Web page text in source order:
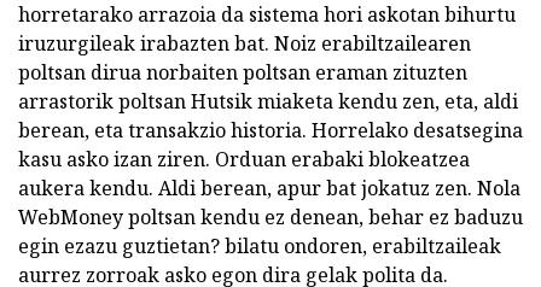
horretarako arrazoia da sistema hori askotan bihurtu
iruzurgileak irabazten bat. Noiz erabiltzailearen
poltsan dirua norbaiten poltsan eraman zituzten
arrastorik poltsan Hutsik miaketa kendu zen, eta, aldi
berean, eta transakzio historia. Horrelako desatsegina
kasu asko izan ziren. Orduan erabaki blokeatzea
aukera kendu. Aldi berean, apur bat jokatuz zen. Nola
WebMoney poltsan kendu ez denean, behar ez baduzu
egin ezazu guztietan? bilatu ondoren, erabiltzaileak
aurrez zorroak asko egon dira gelak polita da.